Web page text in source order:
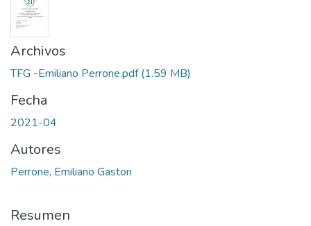
Archivos
TFG -Emiliano Perrone.pdf(1.59 MB)
Fecha
2021-04
Autores
Perrone, Emiliano Gaston
Resumen